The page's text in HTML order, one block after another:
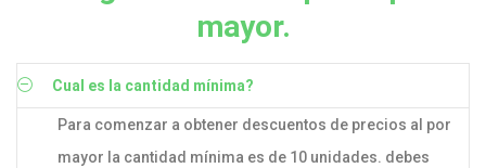
mayor.
Cual es la cantidad mínima?
Para comenzar a obtener descuentos de precios al por
mayor la cantidad mínima es de 10 unidades. debes